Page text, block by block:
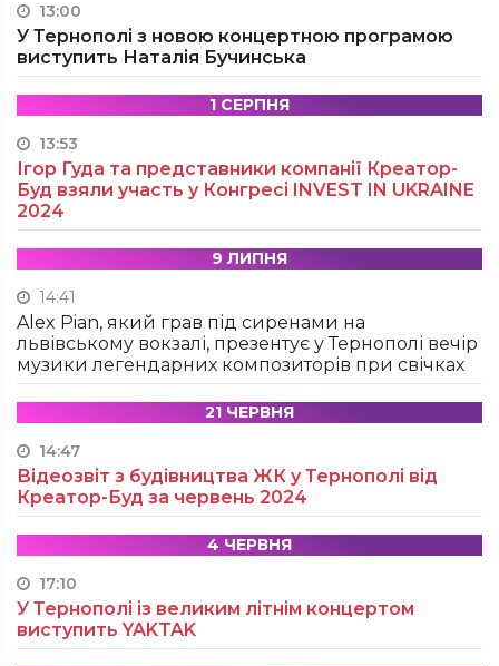
13:00
У Тернополі з новою концертною програмою
виступить Наталія Бучинська
1 СЕРПНЯ
13:53
Ігор Гуда та представники компанії Креатор-
Буд взяли участь у Конгресі INVEST IN UKRAINE
2024
9 ЛИПНЯ
14:41
Alex Pian, який грав під сиренами на
львівському вокзалі, презентує у Тернополі вечір
музики легендарних композиторів при свічках
21 ЧЕРВНЯ
14:47
Відеозвіт з будівництва ЖК у Тернополі від
Креатор-Буд за червень 2024
4 ЧЕРВНЯ
17:10
У Тернополі із великим літнім концертом
виступить YAKTAK